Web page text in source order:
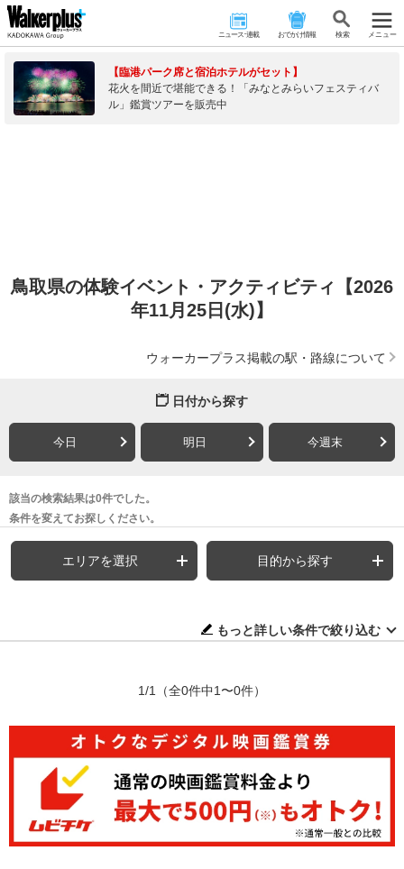
ニュース･連載 おでかけ情報 検 索 メニュー
【臨港パーク席と宿泊ホテルがセット】
花火を間近で堪能できる！「みなとみらいフェスティバ
ル」鑑賞ツアーを販売中
鳥取県の体験イベント・アクティビティ【2026
年11月25日(水)】
ウォーカープラス掲載の駅・路線について
日付から探す
今日 明日 今週末
該当の検索結果は0件でした。
条件を変えてお探しください。
エリアを選択 目的から探す
もっと詳しい条件で絞り込む
1/1 （全0件中1〜0件）